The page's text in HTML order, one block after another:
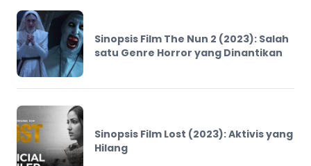
Sinopsis Film The Nun 2 (2023): Salah
satu Genre Horror yang Dinantikan
Sinopsis Film Lost (2023): Aktivis yang
Hilang